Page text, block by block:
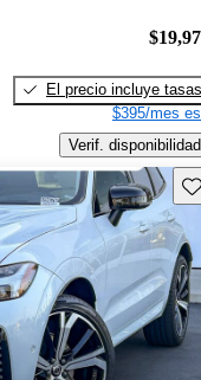
El precio incluye tasas
$395/mes
Verif. disponibilidad